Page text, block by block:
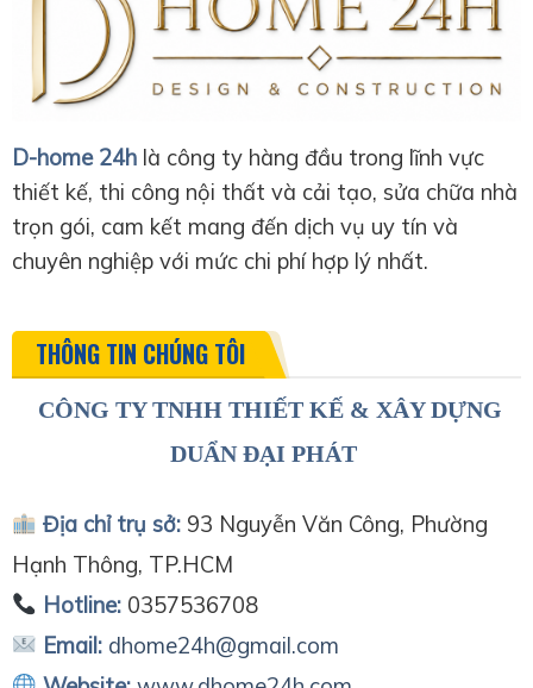
D-home 24h là công ty hàng đầu trong lĩnh vực
thiết kế, thi công nội thất và cải tạo, sửa chữa nhà
trọn gói, cam kết mang đến dịch vụ uy tín và
chuyên nghiệp với mức chi phí hợp lý nhất.
THÔNG TIN CHÚNG TÔI
CÔNG TY TNHH THIẾT KẾ & XÂY DỰNG
DUẨN ĐẠI PHÁT
Địa chỉ trụ sở:93 Nguyễn Văn Công, Phường
Hạnh Thông, TP.HCM
Hotline:0357536708
Email: dhome24h@gmail.com